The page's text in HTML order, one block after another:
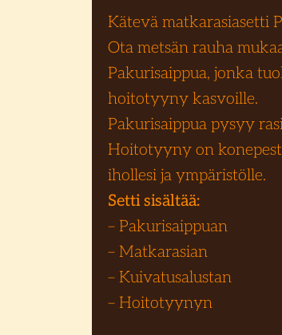
Kätevä matkarasiasetti
Ota metsän rauha
Pakurisaippua, jonka
hoitotyyny kasvoille.
Pakurisaippua pysyy
Hoitotyyny on
ihollesi ja ympäristölle.
Setti sisältää:
– Pakurisaippuan
– Matkarasian
– Kuivatusalustan
– Hoitotyynyn